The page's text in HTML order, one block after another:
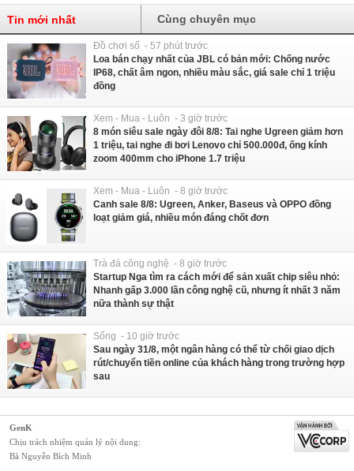
Tin mới nhất Cùng chuyên mục
Đồ chơi số - 57 phút trước
Loa bán chạy nhất của JBL có bản mới: Chống nước
IP68, chất âm ngon, nhiều màu sắc, giá sale chỉ 1 triệu
đồng
Xem - Mua - Luôn - 3 giờ trước
8 món siêu sale ngày đôi 8/8: Tai nghe Ugreen giảm hơn
1 triệu, tai nghe đi bơi Lenovo chỉ 500.000đ, ống kính
zoom 400mm cho iPhone 1.7 triệu
Xem - Mua - Luôn - 8 giờ trước
Canh sale 8/8: Ugreen, Anker, Baseus và OPPO đồng
loạt giảm giá, nhiều món đáng chốt đơn
Trà đá công nghệ - 8 giờ trước
Startup Nga tìm ra cách mới để sản xuất chip siêu nhỏ:
Nhanh gấp 3.000 lần công nghệ cũ, nhưng ít nhất 3 năm
nữa thành sự thật
Sống - 10 giờ trước
Sau ngày 31/8, một ngân hàng có thể từ chối giao dịch
rút/chuyển tiền online của khách hàng trong trường hợp
sau
GenK
Chịu trách nhiệm quản lý nội dung:
Bà Nguyễn Bích Minh